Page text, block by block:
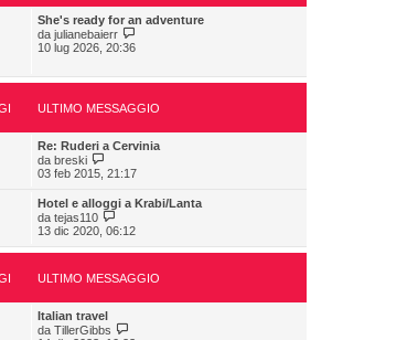
g
g
e
s
s
a
g
o
m
s
g
She's ready for an adventure
da julianebaierr
u
t
o
s
i
10 lug 2026, 20:36
ULTIMO MESSAGGIO
Re: Ruderi a Cervinia
da breski
e
u
l
t
i
o
e
s
03 feb 2015, 21:17
Hotel e alloggi a Krabi/Lanta
da tejas110
e
i
l
m
o
13 dic 2020, 06:12
ULTIMO MESSAGGIO
Italian travel
da TillerGibbs